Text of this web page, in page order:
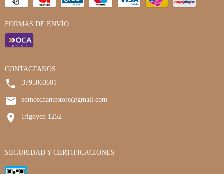
FORMAS DE ENVÍO
CONTACTANOS
3795063601
somoschantestore@gmail.com
Irigoyen 1252
SEGURIDAD Y CERTIFICACIONES